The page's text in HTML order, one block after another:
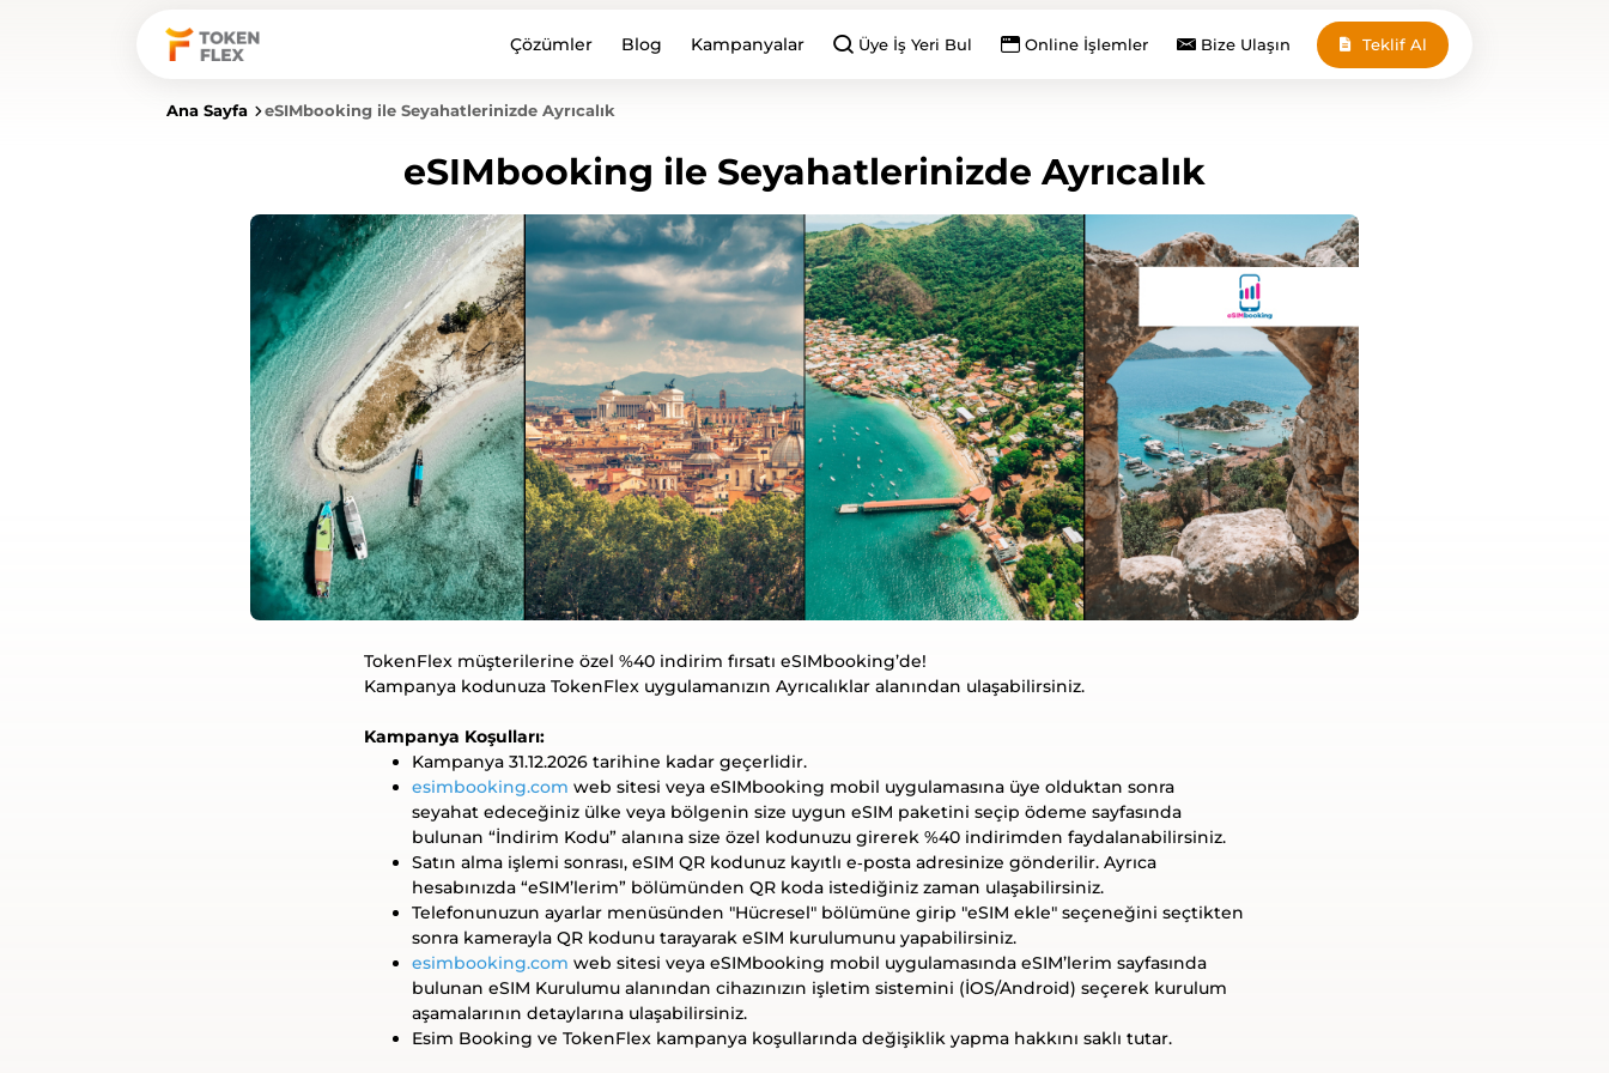
Çözümler Blog Kampanyalar Üye İş Yeri Bul Online İşlemler Bize Ulaşın Teklif Al
Ana Sayfa eSIMbooking ile Seyahatlerinizde Ayrıcalık
eSIMbooking ile Seyahatlerinizde Ayrıcalık
TokenFlex müşterilerine özel %40 indirim fırsatı eSIMbooking’de!
Kampanya kodunuza TokenFlex uygulamanızın Ayrıcalıklar alanından ulaşabilirsiniz.
Kampanya Koşulları:
Kampanya 31.12.2026 tarihine kadar geçerlidir.
esimbooking.com web sitesi veya eSIMbooking mobil uygulamasına üye olduktan sonra
seyahat edeceğiniz ülke veya bölgenin size uygun eSIM paketini seçip ödeme sayfasında
bulunan “İndirim Kodu” alanına size özel kodunuzu girerek %40 indirimden faydalanabilirsiniz.
Satın alma işlemi sonrası, eSIM QR kodunuz kayıtlı e‑posta adresinize gönderilir. Ayrıca
hesabınızda “eSIM’lerim” bölümünden QR koda istediğiniz zaman ulaşabilirsiniz.
Telefonunuzun ayarlar menüsünden "Hücresel" bölümüne girip "eSIM ekle" seçeneğini seçtikten
sonra kamerayla QR kodunu tarayarak eSIM kurulumunu yapabilirsiniz.
esimbooking.com web sitesi veya eSIMbooking mobil uygulamasında eSIM’lerim sayfasında
bulunan eSIM Kurulumu alanından cihazınızın işletim sistemini (İOS/Android) seçerek kurulum
aşamalarının detaylarına ulaşabilirsiniz.
Esim Booking ve TokenFlex kampanya koşullarında değişiklik yapma hakkını saklı tutar.